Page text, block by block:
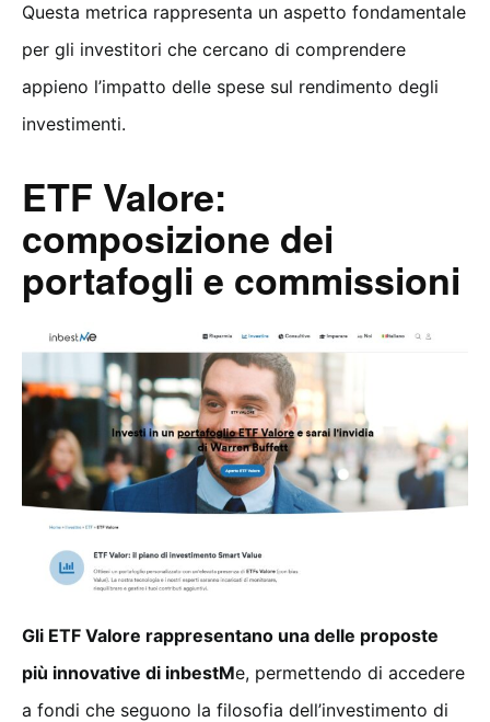
Questa metrica rappresenta un aspetto fondamentale
per gli investitori che cercano di comprendere
appieno l’impatto delle spese sul rendimento degli
investimenti.
ETF Valore:
composizione dei
portafogli e commissioni
Gli ETF Valore rappresentano una delle proposte
più innovative di inbestMe, permettendo di accedere
a fondi che seguono la filosofia dell’investimento di